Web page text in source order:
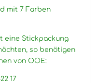
mit 7 Farben
eine Stickpackung
so benötigen
von OOE:
17